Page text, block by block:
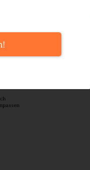
med tips om intressanta